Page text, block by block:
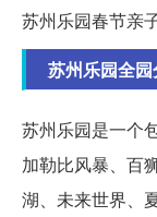
苏州乐园春节亲
苏州乐园全
苏州乐园是一个
加勒比风暴、百
湖、未来世界、